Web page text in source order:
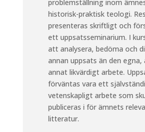
problemställning inom
historisk-praktisk teologi.
presenteras skriftligt och
ett uppsatsseminarium. I
att analysera, bedöma och
annan uppsats än den
annat likvärdigt arbete.
förväntas vara ett
vetenskapligt arbete som
publiceras i för ämnets
litteratur.